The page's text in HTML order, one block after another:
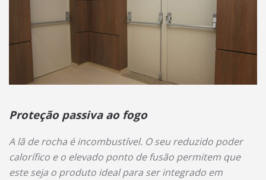
Proteção passiva ao fogo
A lã de rocha é incombustível. O seu reduzido poder
calorífico e o elevado ponto de fusão permitem que
este seja o produto ideal para ser integrado em